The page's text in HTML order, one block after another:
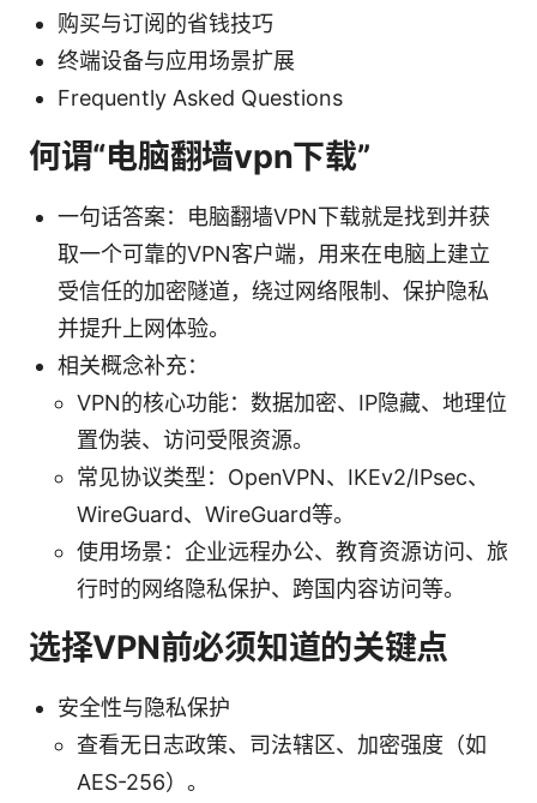
购买与订阅的省钱技巧
终端设备与应用场景扩展
Frequently Asked Questions
何谓“电脑翻墙vpn下载”
一句话答案：电脑翻墙VPN下载就是找到并获
取一个可靠的VPN客户端，用来在电脑上建立
受信任的加密隧道，绕过网络限制、保护隐私
并提升上网体验。
相关概念补充：
VPN的核心功能：数据加密、IP隐藏、地理位
置伪装、访问受限资源。
常见协议类型：OpenVPN、IKEv2/IPsec、
WireGuard、WireGuard等。
使用场景：企业远程办公、教育资源访问、旅
行时的网络隐私保护、跨国内容访问等。
选择VPN前必须知道的关键点
安全性与隐私保护
查看无日志政策、司法辖区、加密强度（如
AES-256）。